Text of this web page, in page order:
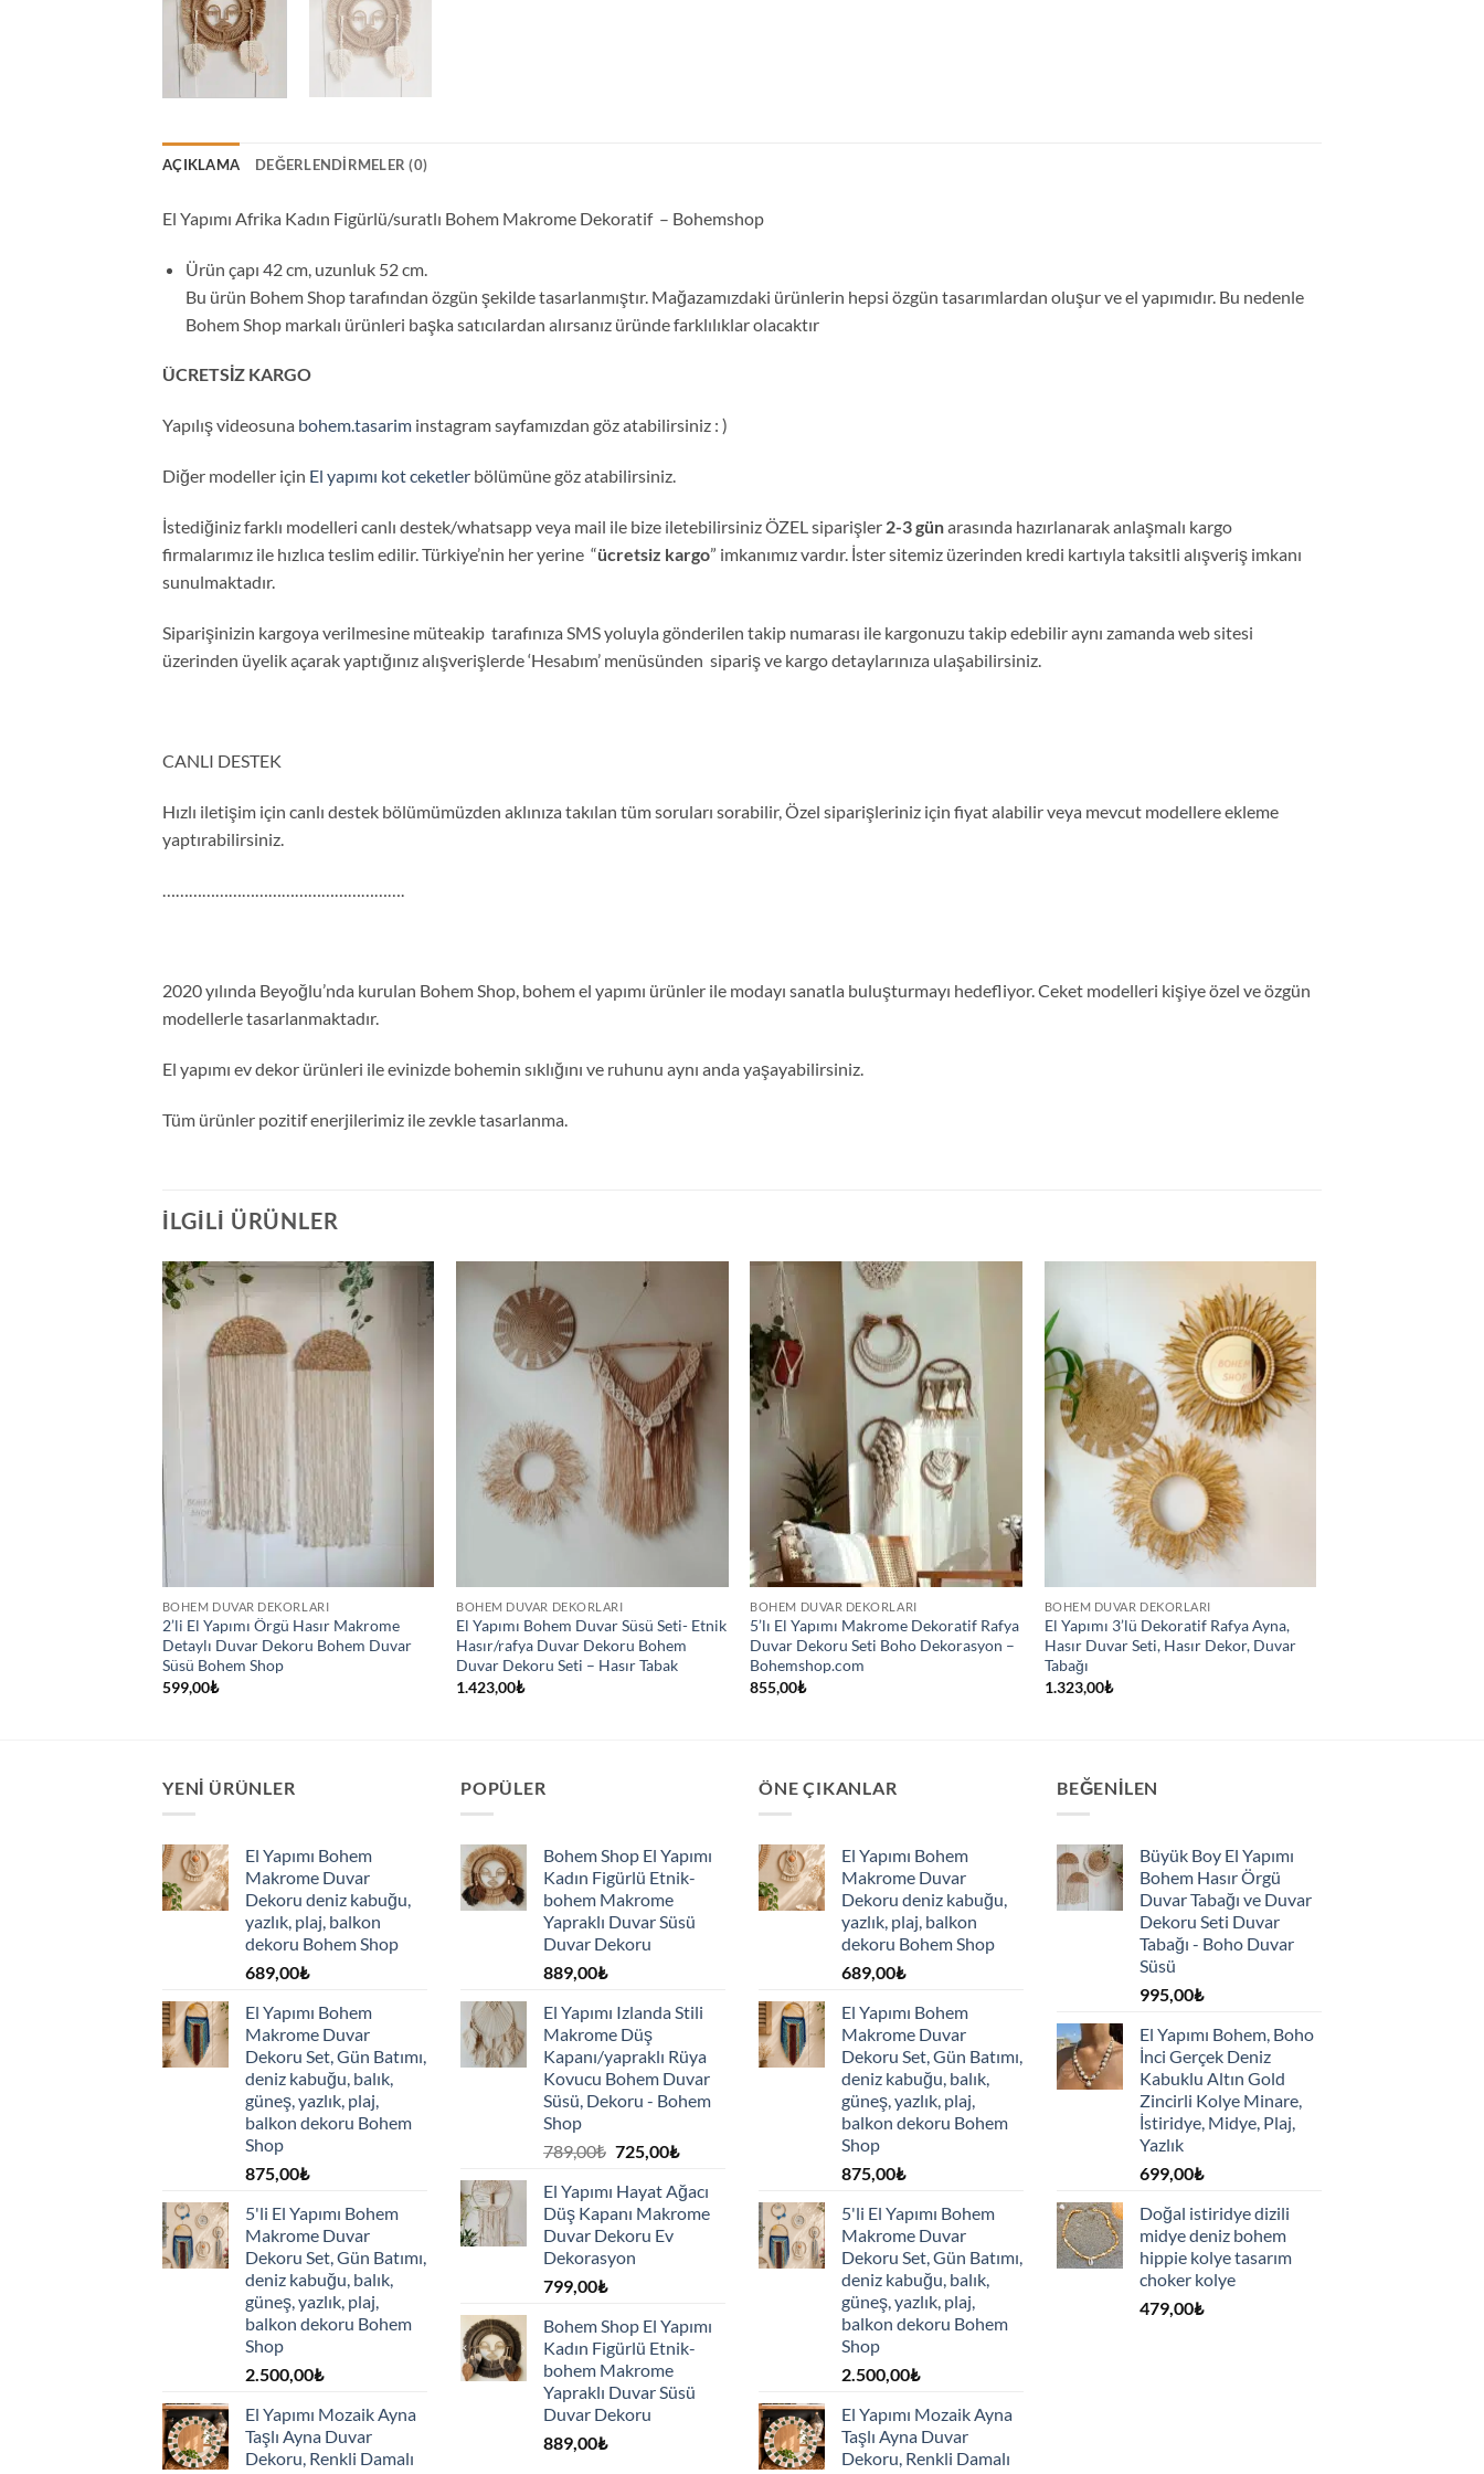
AÇIKLAMA DEĞERLENDIRMELER (0)
El Yapımı Afrika Kadın Figürlü/suratlı Bohem Makrome Dekoratif – Bohemshop
Ürün çapı 42 cm, uzunluk 52 cm.
Bu ürün Bohem Shop tarafından özgün şekilde tasarlanmıştır. Mağazamızdaki ürünlerin hepsi özgün tasarımlardan oluşur ve el yapımıdır. Bu nedenle
Bohem Shop markalı ürünleri başka satıcılardan alırsanız üründe farklılıklar olacaktır
ÜCRETSİZ KARGO
Yapılış videosuna bohem.tasarim instagram sayfamızdan göz atabilirsiniz : )
Diğer modeller için El yapımı kot ceketler bölümüne göz atabilirsiniz.
İstediğiniz farklı modelleri canlı destek/whatsapp veya mail ile bize iletebilirsiniz ÖZEL siparişler 2-3 günarasında hazırlanarak anlaşmalı kargo
firmalarımız ile hızlıca teslim edilir. Türkiye’nin her yerine “ücretsiz kargo” imkanımız vardır. İster sitemiz üzerinden kredi kartıyla taksitli alışveriş imkanı
sunulmaktadır.
Siparişinizin kargoya verilmesine müteakip tarafınıza SMS yoluyla gönderilen takip numarası ile kargonuzu takip edebilir aynı zamanda web sitesi
üzerinden üyelik açarak yaptığınız alışverişlerde ‘Hesabım’ menüsünden sipariş ve kargo detaylarınıza ulaşabilirsiniz.
CANLI DESTEK
Hızlı iletişim için canlı destek bölümümüzden aklınıza takılan tüm soruları sorabilir, Özel siparişleriniz için fiyat alabilir veya mevcut modellere ekleme
yaptırabilirsiniz.
……………………………………………….
2020 yılında Beyoğlu’nda kurulan Bohem Shop, bohem el yapımı ürünler ile modayı sanatla buluşturmayı hedefliyor. Ceket modelleri kişiye özel ve özgün
modellerle tasarlanmaktadır.
El yapımı ev dekor ürünleri ile evinizde bohemin sıklığını ve ruhunu aynı anda yaşayabilirsiniz.
Tüm ürünler pozitif enerjilerimiz ile zevkle tasarlanma.
İLGILI ÜRÜNLER
BOHEM DUVAR DEKORLARI
2’li El Yapımı Örgü Hasır Makrome
Detaylı Duvar Dekoru Bohem Duvar
Süsü Bohem Shop
599,00₺
BOHEM DUVAR DEKORLARI
El Yapımı Bohem Duvar Süsü Seti- Etnik
Hasır/rafya Duvar Dekoru Bohem
Duvar Dekoru Seti – Hasır Tabak
1.423,00₺
BOHEM DUVAR DEKORLARI
5’lı El Yapımı Makrome Dekoratif Rafya
Duvar Dekoru Seti Boho Dekorasyon –
Bohemshop.com
855,00₺
BOHEM DUVAR DEKORLARI
El Yapımı 3’lü Dekoratif Rafya Ayna,
Hasır Duvar Seti, Hasır Dekor, Duvar
Tabağı
1.323,00₺
YENI ÜRÜNLER
El Yapımı Bohem
Makrome Duvar
Dekoru deniz kabuğu,
yazlık, plaj, balkon
dekoru Bohem Shop
689,00₺
El Yapımı Bohem
Makrome Duvar
Dekoru Set, Gün Batımı,
deniz kabuğu, balık,
güneş, yazlık, plaj,
balkon dekoru Bohem
Shop
875,00₺
5'li El Yapımı Bohem
Makrome Duvar
Dekoru Set, Gün Batımı,
deniz kabuğu, balık,
güneş, yazlık, plaj,
balkon dekoru Bohem
Shop
2.500,00₺
El Yapımı Mozaik Ayna
Taşlı Ayna Duvar
Dekoru, Renkli Damalı
POPÜLER
Bohem Shop El Yapımı
Kadın Figürlü Etnik-
bohem Makrome
Yapraklı Duvar Süsü
Duvar Dekoru
889,00₺
El Yapımı Izlanda Stili
Makrome Düş
Kapanı/yapraklı Rüya
Kovucu Bohem Duvar
Süsü, Dekoru - Bohem
Shop
789,00₺ Orijinal
789,00₺.
725,00₺Şu
fiyat:
725,00₺.
El Yapımı Hayat Ağacı
Düş Kapanı Makrome
Duvar Dekoru Ev
Dekorasyon
799,00₺
Bohem Shop El Yapımı
Kadın Figürlü Etnik-
bohem Makrome
Yapraklı Duvar Süsü
Duvar Dekoru
889,00₺
ÖNE ÇIKANLAR
El Yapımı Bohem
Makrome Duvar
Dekoru deniz kabuğu,
yazlık, plaj, balkon
dekoru Bohem Shop
689,00₺
El Yapımı Bohem
Makrome Duvar
Dekoru Set, Gün Batımı,
deniz kabuğu, balık,
güneş, yazlık, plaj,
balkon dekoru Bohem
Shop
875,00₺
5'li El Yapımı Bohem
Makrome Duvar
Dekoru Set, Gün Batımı,
deniz kabuğu, balık,
güneş, yazlık, plaj,
balkon dekoru Bohem
Shop
2.500,00₺
El Yapımı Mozaik Ayna
Taşlı Ayna Duvar
Dekoru, Renkli Damalı
BEĞENILEN
Büyük Boy El Yapımı
Bohem Hasır Örgü
Duvar Tabağı ve Duvar
Dekoru Seti Duvar
Tabağı - Boho Duvar
Süsü
995,00₺
El Yapımı Bohem, Boho
İnci Gerçek Deniz
Kabuklu Altın Gold
Zincirli Kolye Minare,
İstiridye, Midye, Plaj,
Yazlık
699,00₺
Doğal istiridye dizili
midye deniz bohem
hippie kolye tasarım
choker kolye
479,00₺